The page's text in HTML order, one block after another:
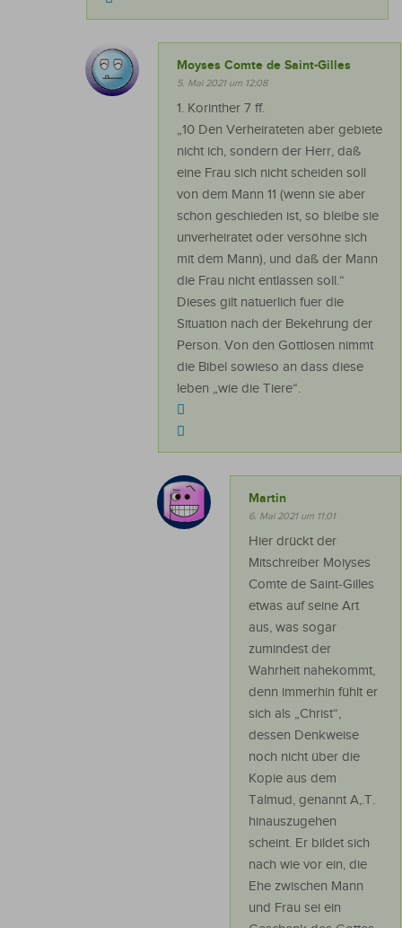
Moyses Comte de Saint-Gilles
5. Mai 2021 um 12:08
1. Korinther 7 ff.
„10 Den Verheirateten aber gebiete
nicht ich, sondern der Herr, daß
eine Frau sich nicht scheiden soll
von dem Mann 11 (wenn sie aber
schon geschieden ist, so bleibe sie
unverheiratet oder versöhne sich
mit dem Mann), und daß der Mann
die Frau nicht entlassen soll.“
Dieses gilt natuerlich fuer die
Situation nach der Bekehrung der
Person. Von den Gottlosen nimmt
die Bibel sowieso an dass diese
leben „wie die Tiere“.
Martin
6. Mai 2021 um 11:01
Hier drückt der
Mitschreiber Moiyses
Comte de Saint-Gilles
etwas auf seine Art
aus, was sogar
zumindest der
Wahrheit nahekommt,
denn immerhin fühlt er
sich als „Christ“,
dessen Denkweise
noch nicht über die
Kopie aus dem
Talmud, genannt A,.T.
hinauszugehen
scheint. Er bildet sich
nach wie vor ein, die
Ehe zwischen Mann
und Frau sei ein